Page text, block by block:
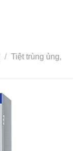
/ Tiệt trùng ủng,